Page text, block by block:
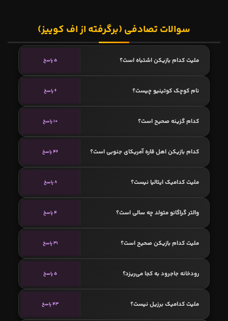
سوالات تصادفی (برگرفته از اف کوییز)
ملیت کدام بازیکن اشتباه است؟ 5 پاسخ
نام کوچک کوتینیو چیست؟ 6 پاسخ
کدام گزینه صحیح است؟ 10 پاسخ
کدام بازیکن اهل قاره آمریکای جنوبی است؟ 46 پاسخ
ملیت کدامیک ایتالیا نیست؟ 8 پاسخ
والتر گراگانو متولد چه سالی است؟ 4 پاسخ
ملیت کدام بازیکن صحیح است؟ 31 پاسخ
رودخانه جاجرود به کجا می‌ریزد؟ 5 پاسخ
ملیت کدامیک برزیل نیست؟ 43 پاسخ